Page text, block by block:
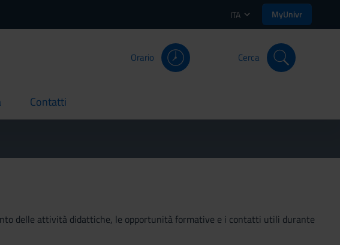
ITA MyUnivr
Orario Cerca
Contatti
current
delle attività didattiche, le opportunità formative e i contatti utili durante